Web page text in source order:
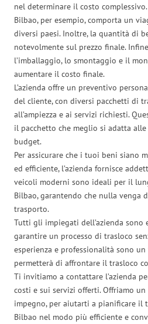
nel determinare il costo
Bilbao, per esempio, comporta un
diversi paesi. Inoltre, la quantità di
notevolmente sul prezzo finale.
l’imballaggio, lo smontaggio e il
aumentare il costo finale.
L’azienda offre un preventivo
del cliente, con diversi pacchetti di
all’ampiezza e ai servizi richiesti.
il pacchetto che meglio si adatta
budget.
Per assicurare che i tuoi beni siano
ed efficiente, l’azienda fornisce
veicoli moderni sono ideali per il
Bilbao, garantendo che nulla venga
trasporto.
Tutti gli impiegati dell’azienda sono
garantire un processo di trasloco
esperienza e professionalità sono
permetterà di affrontare il trasloco
Ti invitiamo a contattare l’azienda
costi e sui servizi offerti. Offriamo
impegno, per aiutarti a pianificare il
Bilbao nel modo più efficiente e